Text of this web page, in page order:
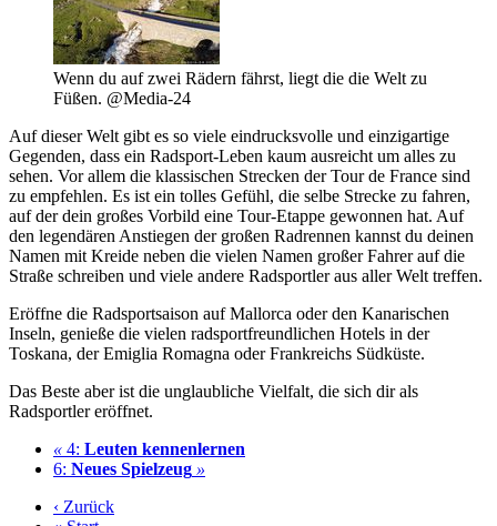
Wenn du auf zwei Rädern fährst, liegt die die Welt zu
Füßen. @Media-24
Auf dieser Welt gibt es so viele eindrucksvolle und einzigartige
Gegenden, dass ein Radsport-Leben kaum ausreicht um alles zu
sehen. Vor allem die klassischen Strecken der Tour de France sind
zu empfehlen. Es ist ein tolles Gefühl, die selbe Strecke zu fahren,
auf der dein großes Vorbild eine Tour-Etappe gewonnen hat. Auf
den legendären Anstiegen der großen Radrennen kannst du deinen
Namen mit Kreide neben die vielen Namen großer Fahrer auf die
Straße schreiben und viele andere Radsportler aus aller Welt treffen.
Eröffne die Radsportsaison auf Mallorca oder den Kanarischen
Inseln, genieße die vielen radsportfreundlichen Hotels in der
Toskana, der Emiglia Romagna oder Frankreichs Südküste.
Das Beste aber ist die unglaubliche Vielfalt, die sich dir als
Radsportler eröffnet.
« 4: Leuten kennenlernen
6: Neues Spielzeug »
‹ Zurück